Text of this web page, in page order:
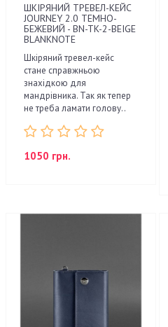
ШКІРЯНИЙ ТРЕВЕЛ-КЕЙС
JOURNEY 2.0 ТЕМНО-
БЕЖЕВИЙ - BN-TK-2-BEIGE
BLANKNOTE
Шкіряний тревел-кейс
стане справжньою
знахідкою для
мандрівника. Так як тепер
не треба ламати голову..
1050 грн.